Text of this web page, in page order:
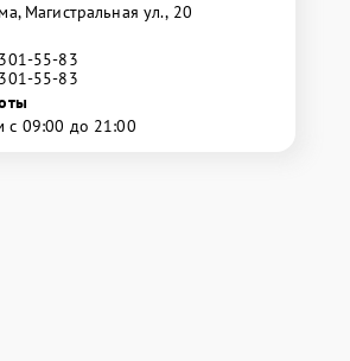
Магистральная ул., 20
55-83
55-83
с 09:00 до 21:00